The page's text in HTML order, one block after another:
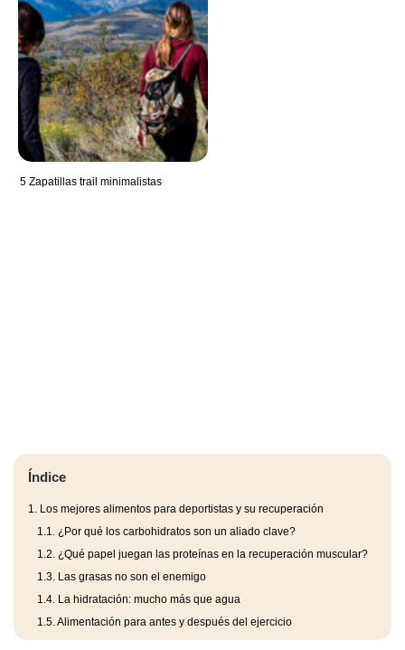
5 Zapatillas trail minimalistas
Índice
1. Los mejores alimentos para deportistas y su recuperación
1.1. ¿Por qué los carbohidratos son un aliado clave?
1.2. ¿Qué papel juegan las proteínas en la recuperación muscular?
1.3. Las grasas no son el enemigo
1.4. La hidratación: mucho más que agua
1.5.Alimentación para antes y después del ejercicio